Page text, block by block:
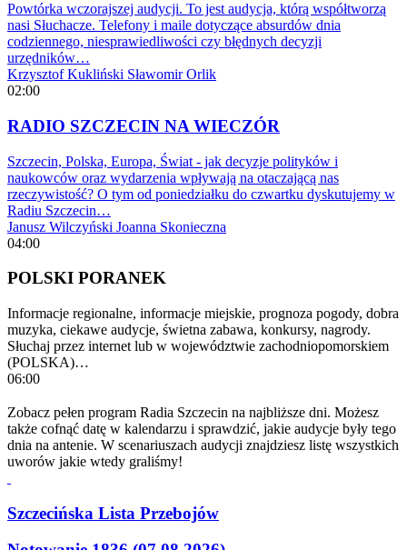
Powtórka wczorajszej audycji. To jest audycja, którą współtworzą
nasi Słuchacze. Telefony i maile dotyczące absurdów dnia
codziennego, niesprawiedliwości czy błędnych decyzji
urzędników…
Krzysztof Kukliński Sławomir Orlik
02:00
RADIO SZCZECIN NA WIECZÓR
Szczecin, Polska, Europa, Świat - jak decyzje polityków i
naukowców oraz wydarzenia wpływają na otaczającą nas
rzeczywistość? O tym od poniedziałku do czwartku dyskutujemy w
Radiu Szczecin…
Janusz Wilczyński Joanna Skonieczna
04:00
POLSKI PORANEK
Informacje regionalne, informacje miejskie, prognoza pogody, dobra
muzyka, ciekawe audycje, świetna zabawa, konkursy, nagrody.
Słuchaj przez internet lub w województwie zachodniopomorskiem
(POLSKA)…
06:00
Zobacz pełen program Radia Szczecin na najbliższe dni. Możesz
także cofnąć datę w kalendarzu i sprawdzić, jakie audycje były tego
dnia na antenie. W scenariuszach audycji znajdziesz listę wszystkich
uworów jakie wtedy graliśmy!
Szczecińska Lista Przebojów